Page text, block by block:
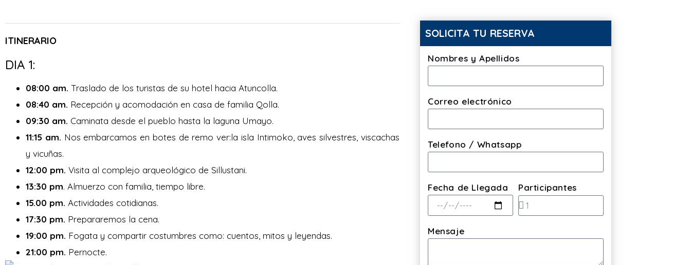
ITINERARIO
DIA 1:
08:00 am. Traslado de los turistas de su hotel hacia Atuncolla.
08:40 am. Recepción y acomodación en casa de familia Qolla.
09:30 am. Caminata desde el pueblo hasta la laguna Umayo.
11:15 am. Nos embarcamos en botes de remo ver:la isla Intimoko, aves silvestres, viscachas
y vicuñas.
12:00 pm. Visita al complejo arqueológico de Sillustani.
13:30 pm. Almuerzo con familia, tiempo libre.
15.00 pm. Actividades cotidianas.
17:30 pm. Prepararemos la cena.
19:00 pm. Fogata y compartir costumbres como: cuentos, mitos y leyendas.
21:00 pm. Pernocte.
SOLICITA TU RESERVA
Nombres y Apellidos
Correo electrónico
Telefono / Whatsapp
Fecha de Llegada Participantes
Mensaje